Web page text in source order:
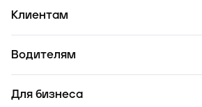
Клиентам
Водителям
Для бизнеса